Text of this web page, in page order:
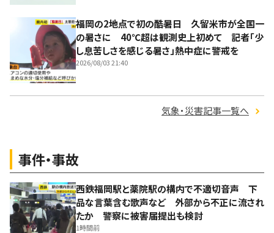
福岡の2地点で初の酷暑日 久留米市が全国一
の暑さに 40℃超は観測史上初めて 記者「少
し息苦しさを感じる暑さ」熱中症に警戒を
2026/08/03 21:40
気象・災害記事一覧へ
事件・事故
西鉄福岡駅と薬院駅の構内で不適切音声 下
品な言葉含む歌声など 外部から不正に流され
たか 警察に被害届提出も検討
1時間前